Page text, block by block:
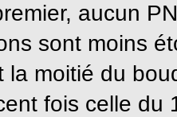
aucun
sont moins
la moitié du
fois celle du